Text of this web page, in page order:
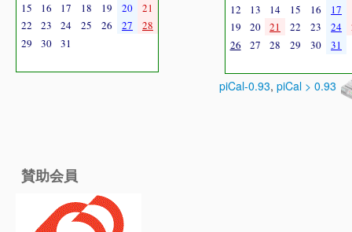
15
16 17 18 19 20
21
22
23 24 25 26 27
28
29
30 31
12
13 14 15 16 17
19
20 21 22 23 24
26
27 28 29 30 31
piCal-0.93, piCal > 0.93
賛助会員